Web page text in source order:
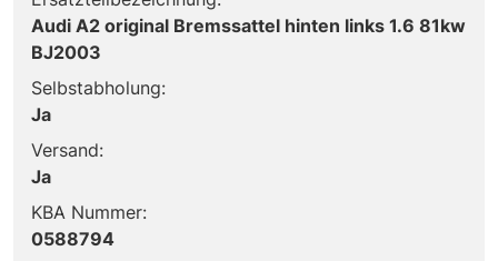
Audi A2 original Bremssattel hinten links 1.6 81kw
BJ2003
Selbstabholung:
Ja
Versand:
Ja
KBA Nummer:
0588794